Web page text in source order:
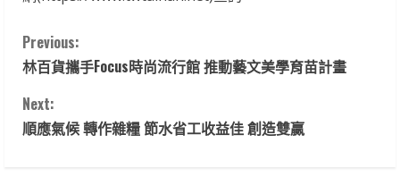
C
o
n
Previous:
林百貨攜手Focus時尚流行館 推動藝文美學育苗計畫
Next:
順應氣候 轉作雜糧 節水省工收益佳 創造雙贏